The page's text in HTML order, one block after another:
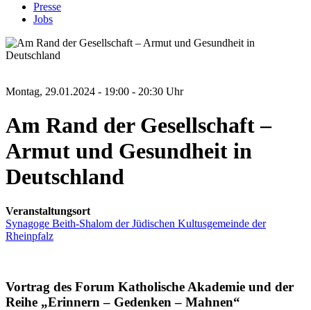
Presse
Jobs
Montag, 29.01.2024 - 19:00 - 20:30 Uhr
Am Rand der Gesellschaft –
Armut und Gesundheit in
Deutschland
Veranstaltungsort
Synagoge Beith-Shalom der Jüdischen Kultusgemeinde der
Rheinpfalz
Vortrag des Forum Katholische Akademie und der
Reihe „Erinnern – Gedenken – Mahnen“